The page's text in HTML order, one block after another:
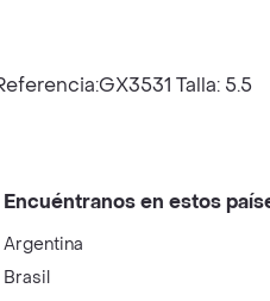
Talla: 5.5
Encuéntranos en estos
Argentina
Brasil